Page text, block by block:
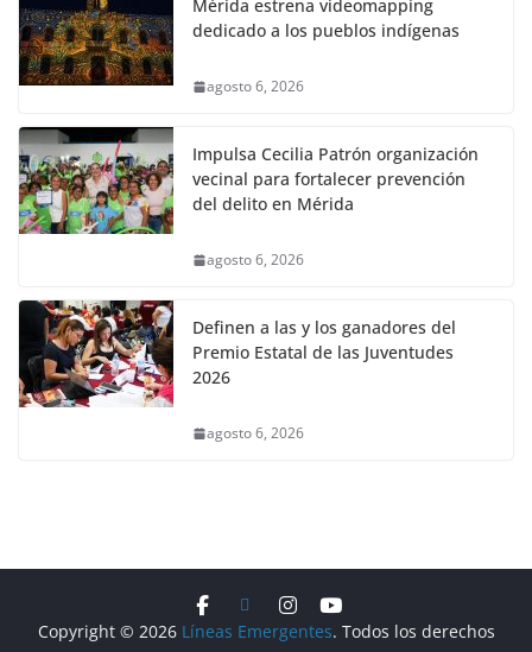
Mérida estrena videomapping
dedicado a los pueblos indígenas
agosto 6, 2026
Impulsa Cecilia Patrón organización
vecinal para fortalecer prevención
del delito en Mérida
agosto 6, 2026
Definen a las y los ganadores del
Premio Estatal de las Juventudes
2026
agosto 6, 2026
Copyright © 2026 Líneas Emergentes. Todos los derechos